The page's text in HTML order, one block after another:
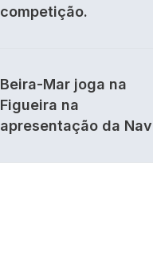
competição.
Beira-Mar joga na
Figueira na
apresentação da